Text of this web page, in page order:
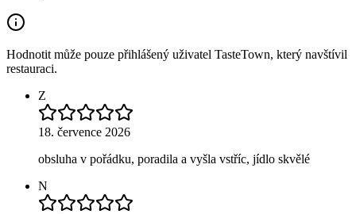
Hodnotit může pouze přihlášený uživatel TasteTown, který navštívil
restauraci.
Z
18. července 2026
obsluha v pořádku, poradila a vyšla vstříc, jídlo skvělé
N